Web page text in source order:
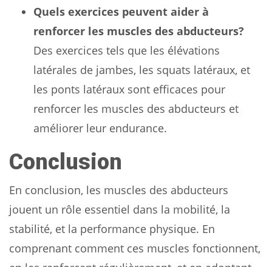
Quels exercices peuvent aider à
renforcer les muscles des abducteurs?
Des exercices tels que les élévations
latérales de jambes, les squats latéraux, et
les ponts latéraux sont efficaces pour
renforcer les muscles des abducteurs et
améliorer leur endurance.
Conclusion
En conclusion, les muscles des abducteurs
jouent un rôle essentiel dans la mobilité, la
stabilité, et la performance physique. En
comprenant comment ces muscles fonctionnent,